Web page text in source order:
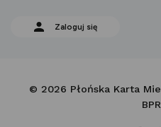
Zaloguj się
© 2026 Płońska Karta